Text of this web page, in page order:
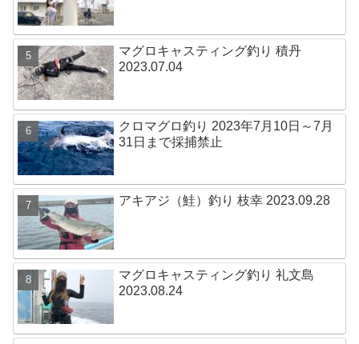
マグロキャスティング釣り 積丹
2023.07.04
クロマグロ釣り 2023年7月10日～7月
31日まで採捕禁止
アキアジ（鮭）釣り 枝幸 2023.09.28
マグロキャスティング釣り 礼文島
2023.08.24